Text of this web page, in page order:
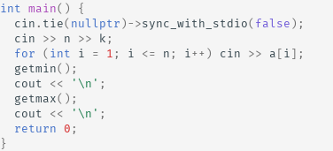
int main()
{
cin . tie( nullptr ) ->sync_with_stdio( false );
cin
>> n >> k ;
for
( int i = 1 ; i <= n ; i ++ ) cin >> a [ i ];
getmin();
cout
<< '\n' ;
getmax();
cout
<< '\n' ;
return
0 ;
}